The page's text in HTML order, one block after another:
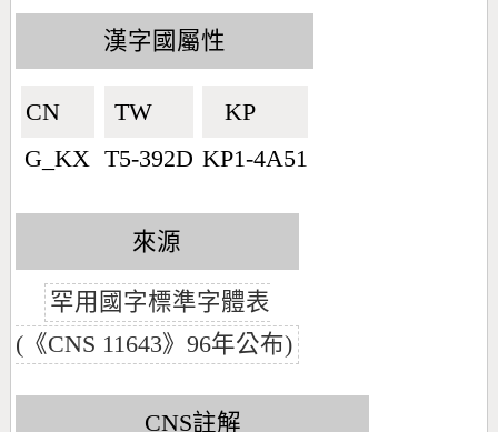
漢字國屬性
CN🇨🇳
G_KX
TW🇹🇼
T5-392D
KP🇰🇵
KP1-4A51
來源
罕用國字標準字體表
(《CNS 11643》96年公布)
CNS註解